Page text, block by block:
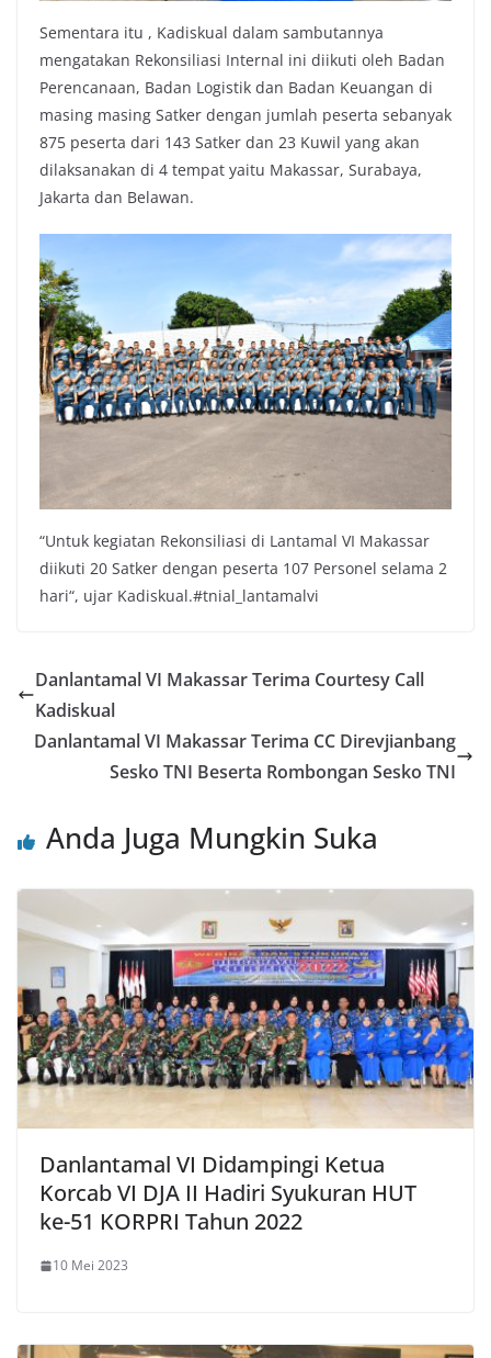
Sementara itu , Kadiskual dalam sambutannya
mengatakan Rekonsiliasi Internal ini diikuti oleh Badan
Perencanaan, Badan Logistik dan Badan Keuangan di
masing masing Satker dengan jumlah peserta sebanyak
875 peserta dari 143 Satker dan 23 Kuwil yang akan
dilaksanakan di 4 tempat yaitu Makassar, Surabaya,
Jakarta dan Belawan.
“Untuk kegiatan Rekonsiliasi di Lantamal VI Makassar
diikuti 20 Satker dengan peserta 107 Personel selama 2
hari“, ujar Kadiskual.#tnial_lantamalvi
Danlantamal VI Makassar Terima Courtesy Call
Kadiskual
Danlantamal VI Makassar Terima CC Direvjianbang
Sesko TNI Beserta Rombongan Sesko TNI
Anda Juga Mungkin Suka
Danlantamal VI Didampingi Ketua
Korcab VI DJA II Hadiri Syukuran HUT
ke-51 KORPRI Tahun 2022
10 Mei 2023